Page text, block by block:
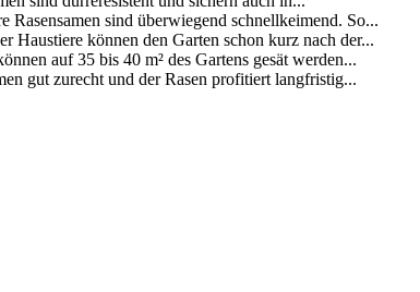
Rasensamen sind überwiegend schnellkeimend. So...
Haustiere können den Garten schon kurz nach der...
auf 35 bis 40 m² des Gartens gesät werden...
gut zurecht und der Rasen profitiert langfristig...